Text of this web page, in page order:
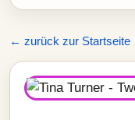
← zurück zur Startseite